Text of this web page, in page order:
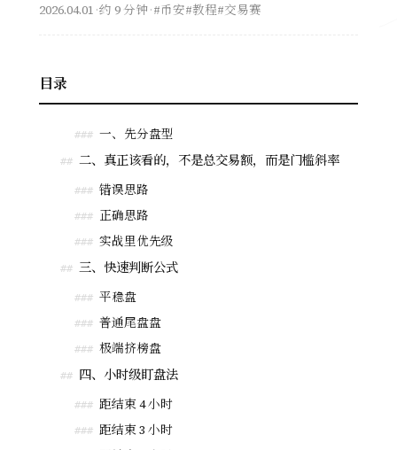
2026.04.01 ·约 9 分钟 ·#币安#教程#交易赛
目录
### 一、先分盘型
## 二、真正该看的，不是总交易额，而是门槛斜率
### 错误思路
### 正确思路
### 实战里优先级
## 三、快速判断公式
### 平稳盘
### 普通尾盘盘
### 极端挤榜盘
## 四、小时级盯盘法
### 距结束 4 小时
### 距结束 3 小时